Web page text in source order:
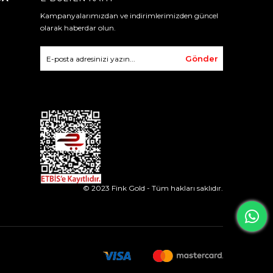
Kampanyalarımızdan ve indirimlerimizden güncel
olarak haberdar olun.
Gönder
© 2023 Fink Gold - Tüm hakları saklıdır.